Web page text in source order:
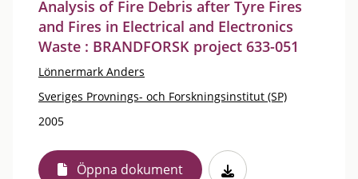
Analysis of Fire Debris after Tyre Fires
and Fires in Electrical and Electronics
Waste : BRANDFORSK project 633-051
Lönnermark Anders
Sveriges Provnings- och Forskningsinstitut (SP)
2005
Öppna dokument